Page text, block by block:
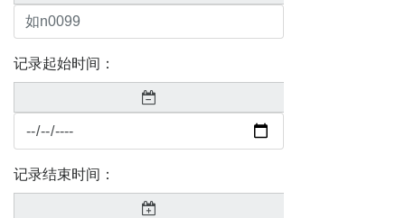
记录起始时间：
记录结束时间：